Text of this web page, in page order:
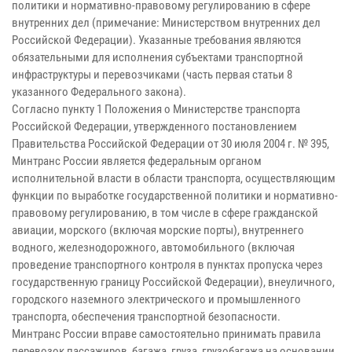
политики и нормативно-правовому регулированию в сфере
внутренних дел (примечание: Министерством внутренних дел
Российской Федерации). Указанные требования являются
обязательными для исполнения субъектами транспортной
инфраструктуры и перевозчиками (часть первая статьи 8
указанного Федерального закона).
Согласно пункту 1 Положения о Министерстве транспорта
Российской Федерации, утвержденного постановлением
Правительства Российской Федерации от 30 июля 2004 г. № 395,
Минтранс России является федеральным органом
исполнительной власти в области транспорта, осуществляющим
функции по выработке государственной политики и нормативно-
правовому регулированию, в том числе в сфере гражданской
авиации, морского (включая морские порты), внутреннего
водного, железнодорожного, автомобильного (включая
проведение транспортного контроля в пунктах пропуска через
государственную границу Российской Федерации), внеуличного,
городского наземного электрического и промышленного
транспорта, обеспечения транспортной безопасности.
Минтранс России вправе самостоятельно принимать правила